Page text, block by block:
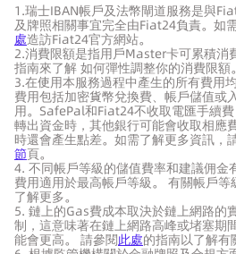
1.瑞士IBAN帳戶及法幣閘道服務是與
及牌照相關事宜完全由Fiat24負責。如
處造訪Fiat24官方網站。
2.消費限額是指用戶Master卡可累積消
指南來了解 如何彈性調整你的消費限額。
3.在使用本服務過程中產生的所有費用
費用包括加密貨幣兌換費、帳戶儲值或
用。SafePal和Fiat24不收取電匯手續
轉出資金時，其他銀行可能會收取相應
時還會產生點差。如需了解更多資訊，
節頁。
4. 不同帳戶等級的儲值費率和建議佣金
費用適用於最高帳戶等級。 有關帳戶
了解更多。
5. 鏈上的Gas費成本取決於鏈上網路的
制，這意味著在鏈上網路高峰或堵塞期
能會更高。 請參閱此處的指南以了解有